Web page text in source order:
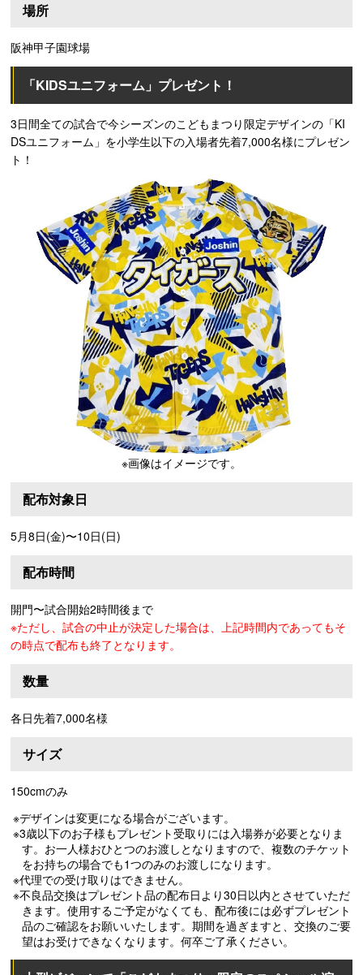
場所
阪神甲子園球場
「KIDSユニフォーム」プレゼント！
3日間全ての試合で今シーズンのこどもまつり限定デザインの「KI
DSユニフォーム」を小学生以下の入場者先着7,000名様にプレゼン
ト！
※画像はイメージです。
配布対象日
5月8日(金)〜10日(日)
配布時間
開門〜試合開始2時間後まで
※ただし、試合の中止が決定した場合は、上記時間内であってもそ
の時点で配布も終了となります。
数量
各日先着7,000名様
サイズ
150cmのみ
※デザインは変更になる場合がございます。
※3歳以下のお子様もプレゼント受取りには入場券が必要となりま
す。お一人様おひとつのお渡しとなりますので、複数のチケット
をお持ちの場合でも1つのみのお渡しになります。
※代理での受け取りはできません。
※不良品交換はプレゼント品の配布日より30日以内とさせていただ
きます。使用するご予定がなくても、配布後には必ずプレゼント
品のご確認をお願いいたします。期間を過ぎますと、交換のご要
望はお受けできなくなります。何卒ご了承ください。